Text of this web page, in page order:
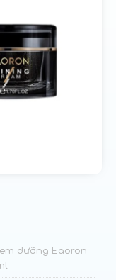
dưỡng Eaoron